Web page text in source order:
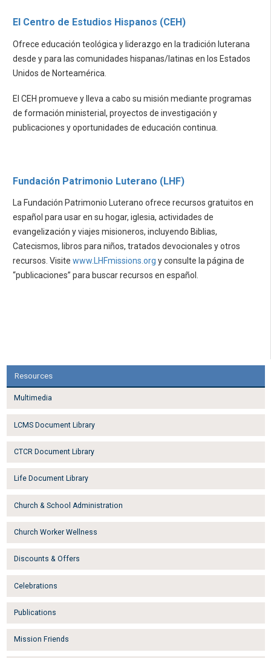
El Centro de Estudios Hispanos (CEH)
Ofrece educación teológica y liderazgo en la tradición luterana
desde y para las comunidades hispanas/latinas en los Estados
Unidos de Norteamérica.
El CEH promueve y lleva a cabo su misión mediante programas
de formación ministerial, proyectos de investigación y
publicaciones y oportunidades de educación continua.
Fundación Patrimonio Luterano (LHF)
La Fundación Patrimonio Luterano ofrece recursos gratuitos en
español para usar en su hogar, iglesia, actividades de
evangelización y viajes misioneros, incluyendo Biblias,
Catecismos, libros para niños, tratados devocionales y otros
recursos. Visite www.LHFmissions.org y consulte la página de
“publicaciones” para buscar recursos en español.
Resources
Multimedia
LCMS Document Library
CTCR Document Library
Life Document Library
Church & School Administration
Church Worker Wellness
Discounts & Offers
Celebrations
Publications
Mission Friends